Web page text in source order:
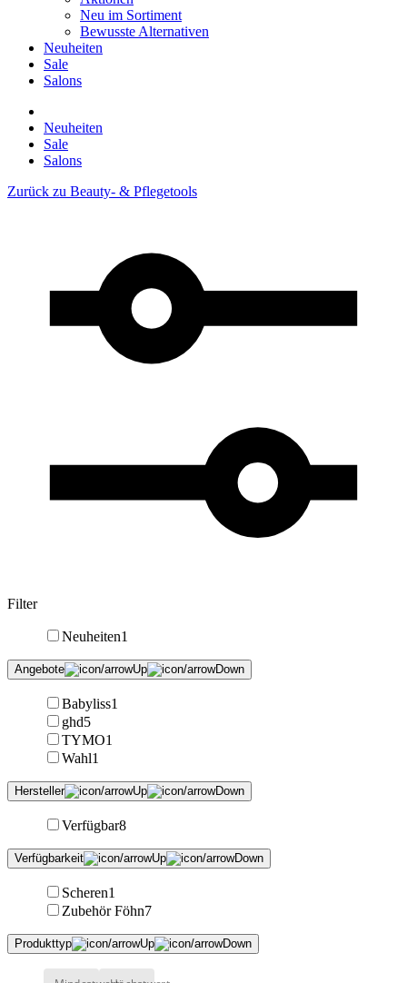
Neu im Sortiment
Bewusste Alternativen
Neuheiten
Sale
Salons
Neuheiten
Sale
Salons
Zurück zu Beauty- & Pflegetools
Filter
Neuheiten1
Angebote
Babyliss1
ghd5
TYMO1
Wahl1
Hersteller
Verfügbar8
Verfügbarkeit
Scheren1
Zubehör Föhn7
Produkttyp